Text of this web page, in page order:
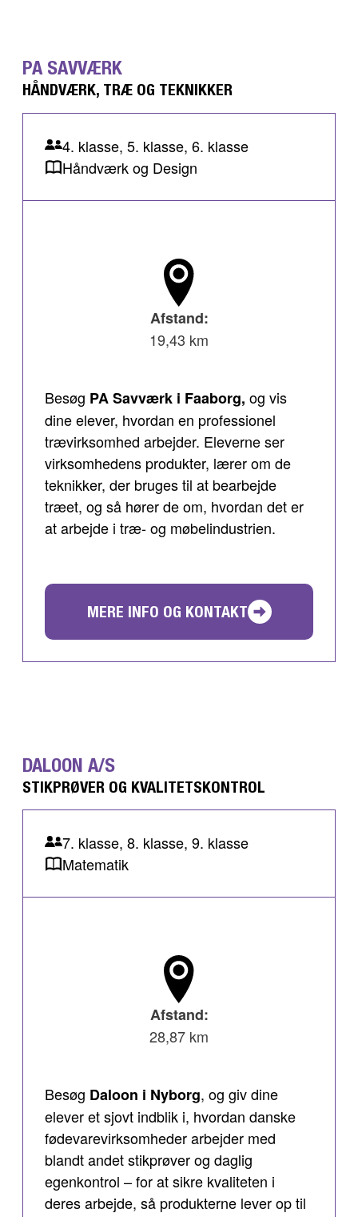
PA SAVVÆRK
HÅNDVÆRK, TRÆ OG TEKNIKKER
4. klasse, 5. klasse, 6. klasse
Håndværk og Design
Afstand:
19,43 km
Besøg PA Savværk i Faaborg, og vis
dine elever, hvordan en professionel
trævirksomhed arbejder. Eleverne ser
virksomhedens produkter, lærer om de
teknikker, der bruges til at bearbejde
træet, og så hører de om, hvordan det er
at arbejde i træ- og møbelindustrien.
MERE INFO OG KONTAKT
DALOON A/S
STIKPRØVER OG KVALITETSKONTROL
7. klasse, 8. klasse, 9. klasse
Matematik
Afstand:
28,87 km
Besøg Daloon i Nyborg, og giv dine
elever et sjovt indblik i, hvordan danske
fødevarevirksomheder arbejder med
blandt andet stikprøver og daglig
egenkontrol – for at sikre kvaliteten i
deres arbejde, så produkterne lever op til